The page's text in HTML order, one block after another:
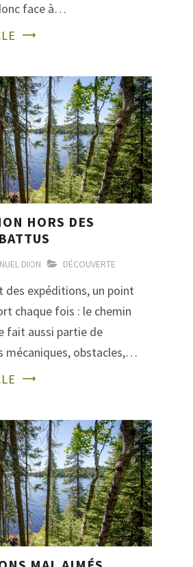
face à…
HORS DES
DION DÉCOUVERTE
des expéditions, un point
chaque fois : le chemin
fait aussi partie de
mécaniques, obstacles,…